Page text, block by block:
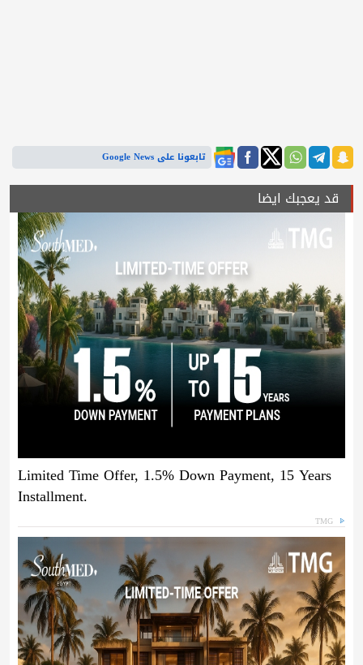
تابعونا على Google News
قد يعجبك ايضا
Limited Time Offer, 1.5% Down Payment, 15 Years
Installment.
TMG